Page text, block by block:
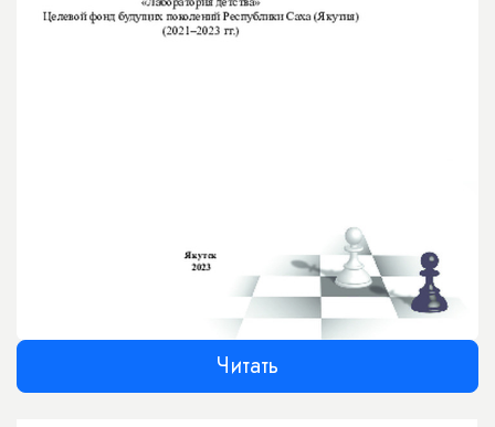
Читать